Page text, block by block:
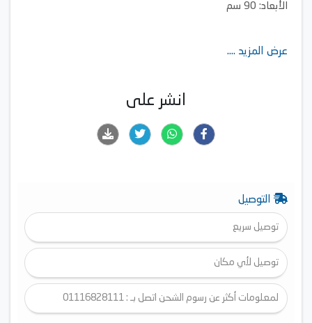
الأبعاد: 90 سم
عرض المزيد ....
انشر على
التوصيل
توصيل سريع
توصيل لأي مكان
لمعلومات أكثر عن رسوم الشحن اتصل بـ : 01116828111